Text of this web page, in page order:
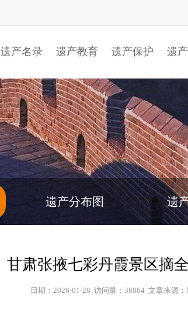
遗产名录 遗产教育 遗产保护 遗
遗产分布图 遗
甘肃张掖七彩丹霞景区摘
日期：2026-01-28  访问量：38864  文章来源